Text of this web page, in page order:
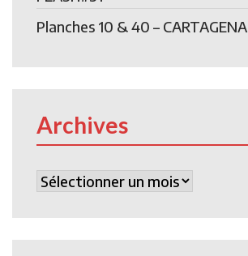
Planches 10 & 40 – CARTAGENA
Archives
Archives